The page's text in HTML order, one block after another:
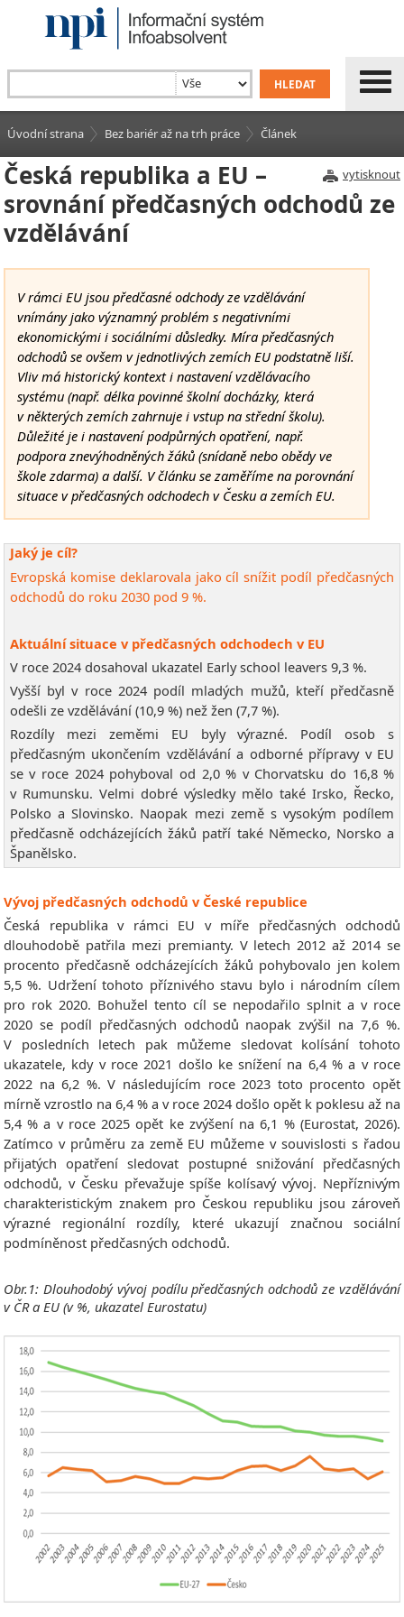
Úvodní strana Bez bariér až na trh práce Článek
vytisknout
Česká republika a EU –
srovnání předčasných odchodů ze
vzdělávání
V rámci EU jsou předčasné odchody ze vzdělávání
vnímány jako významný problém s negativními
ekonomickými i sociálními důsledky. Míra předčasných
odchodů se ovšem v jednotlivých zemích EU podstatně liší.
Vliv má historický kontext i nastavení vzdělávacího
systému (např. délka povinné školní docházky, která
v některých zemích zahrnuje i vstup na střední školu).
Důležité je i nastavení podpůrných opatření, např.
podpora znevýhodněných žáků (snídaně nebo obědy ve
škole zdarma) a další. V článku se zaměříme na porovnání
situace v předčasných odchodech v Česku a zemích EU.
Jaký je cíl?
Evropská komise deklarovala jako cíl snížit podíl předčasných
odchodů do roku 2030 pod 9 %.
Aktuální situace v předčasných odchodech v EU
V roce 2024 dosahoval ukazatel Early school leavers 9,3 %.
Vyšší byl v roce 2024 podíl mladých mužů, kteří předčasně
odešli ze vzdělávání (10,9 %) než žen (7,7 %).
Rozdíly mezi zeměmi EU byly výrazné. Podíl osob s
předčasným ukončením vzdělávání a odborné přípravy v EU
se v roce 2024 pohyboval od 2,0 % v Chorvatsku do 16,8 %
v Rumunsku. Velmi dobré výsledky mělo také Irsko, Řecko,
Polsko a Slovinsko. Naopak mezi země s vysokým podílem
předčasně odcházejících žáků patří také Německo, Norsko a
Španělsko.
Vývoj předčasných odchodů v České republice
Česká republika v rámci EU v míře předčasných odchodů
dlouhodobě patřila mezi premianty. V letech 2012 až 2014 se
procento předčasně odcházejících žáků pohybovalo jen kolem
5,5 %. Udržení tohoto příznivého stavu bylo i národním cílem
pro rok 2020. Bohužel tento cíl se nepodařilo splnit a v roce
2020 se podíl předčasných odchodů naopak zvýšil na 7,6 %.
V posledních letech pak můžeme sledovat kolísání tohoto
ukazatele, kdy v roce 2021 došlo ke snížení na 6,4 % a v roce
2022 na 6,2 %. V následujícím roce 2023 toto procento opět
mírně vzrostlo na 6,4 % a v roce 2024 došlo opět k poklesu až na
5,4 % a v roce 2025 opět ke zvýšení na 6,1 % (Eurostat, 2026).
Zatímco v průměru za země EU můžeme v souvislosti s řadou
přijatých opatření sledovat postupné snižování předčasných
odchodů, v Česku převažuje spíše kolísavý vývoj. Nepříznivým
charakteristickým znakem pro Českou republiku jsou zároveň
výrazné regionální rozdíly, které ukazují značnou sociální
podmíněnost předčasných odchodů.
Obr.1: Dlouhodobý vývoj podílu předčasných odchodů ze vzdělávání
v ČR a EU (v %, ukazatel Eurostatu)